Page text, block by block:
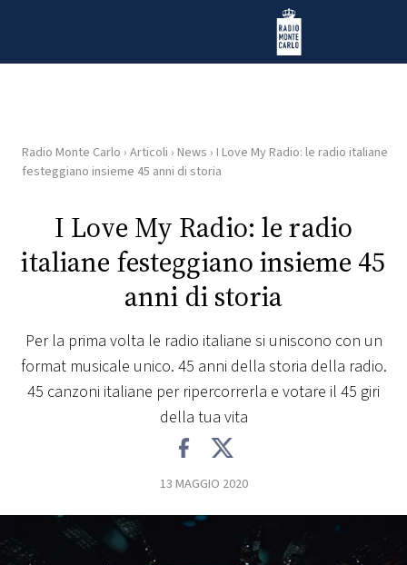
Radio Monte Carlo
HOME
RADIO
WEB
PLAYLIST
NEWS
EVENTI
Radio Monte Carlo › Articoli › News › I Love My Radio: le radio italiane
festeggiano insieme 45 anni di storia
I Love My Radio: le radio
italiane festeggiano insieme 45
anni di storia
Per la prima volta le radio italiane si uniscono con un
format musicale unico. 45 anni della storia della radio.
45 canzoni italiane per ripercorrerla e votare il 45 giri
della tua vita
13 MAGGIO 2020